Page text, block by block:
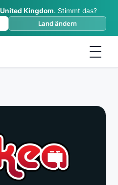
United Kingdom. Stimmt das?
Land ändern